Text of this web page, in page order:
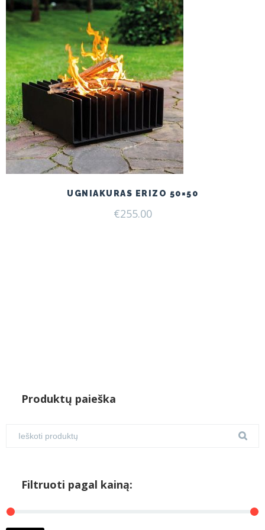
UGNIAKURAS ERIZO 50×50
€255.00
Produktų paieška
Filtruoti pagal kainą: